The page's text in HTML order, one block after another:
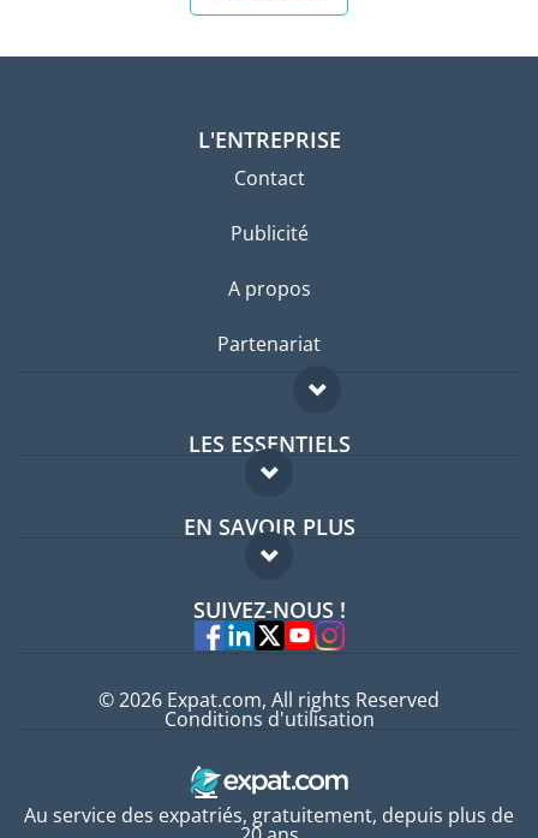
L'ENTREPRISE
Contact
Publicité
A propos
Partenariat
LES ESSENTIELS
Forum expatriés
Guides pays
EN SAVOIR PLUS
FAQ
Experts
SUIVEZ-NOUS !
Au service des expatriés, gratuitement, depuis plus de
© 2026 Expat.com, All rights Reserved
Conditions d'utilisation